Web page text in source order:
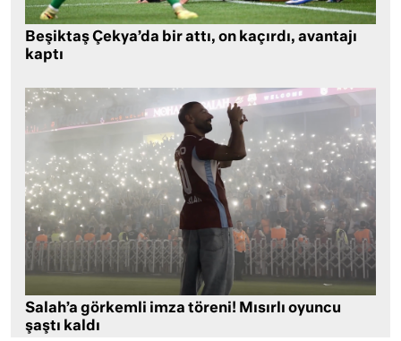
Beşiktaş Çekya’da bir attı, on kaçırdı, avantajı
kaptı
Salah’a görkemli imza töreni! Mısırlı oyuncu
şaştı kaldı